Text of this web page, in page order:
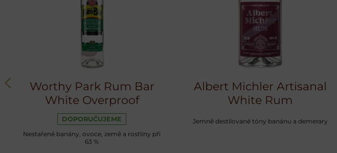
Worthy Park Rum Bar
White Overproof
DOPORUČUJEME
Nestařené banány, ovoce, země a rostliny při
63 %
Albert Michler Artisanal
White Rum
Jemně destilované tóny banánu a demerary